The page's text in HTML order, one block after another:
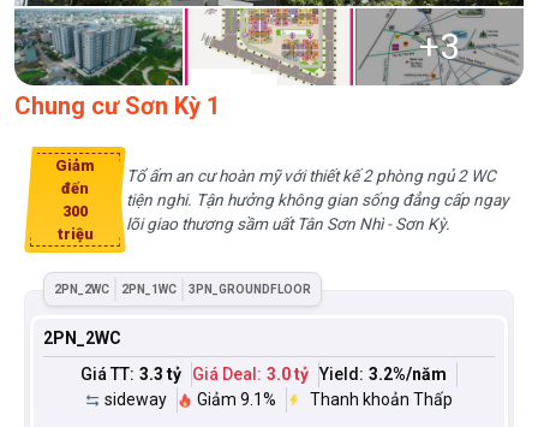
+3
Chung cư Sơn Kỳ 1
Giảm
đến
300
triệu
Tổ ấm an cư hoàn mỹ với thiết kế 2 phòng ngủ 2 WC
tiện nghi. Tận hưởng không gian sống đẳng cấp ngay
lõi giao thương sầm uất Tân Sơn Nhì - Sơn Kỳ.
2PN_2WC 2PN_1WC 3PN_GROUNDFLOOR
2PN_2WC
Giá TT: 3.3 tỷ Giá Deal: 3.0 tỷ Yield: 3.2%/năm
sideway
Giảm 9.1% Thanh khoản Thấp